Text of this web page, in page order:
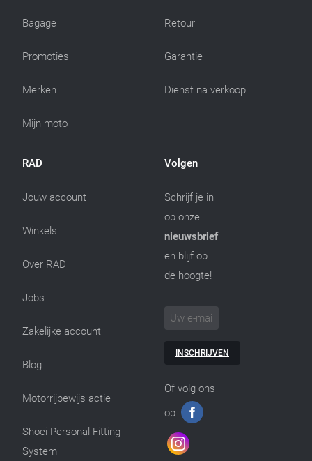
Bagage
Promoties
Merken
Mijn moto
Retour
Garantie
Dienst na verkoop
RAD
Jouw account
Winkels
Over RAD
Jobs
Zakelijke account
Blog
Motorrijbewijs actie
Shoei Personal Fitting
System
Volgen
Schrijf je in
op onze
nieuwsbrief
en blijf op
de hoogte!
INSCHRIJVEN
Of volg ons
op